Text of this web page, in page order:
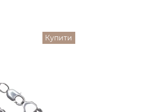
Купити